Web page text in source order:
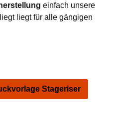
einfach unsere
liegt für alle gängigen
Stageriser